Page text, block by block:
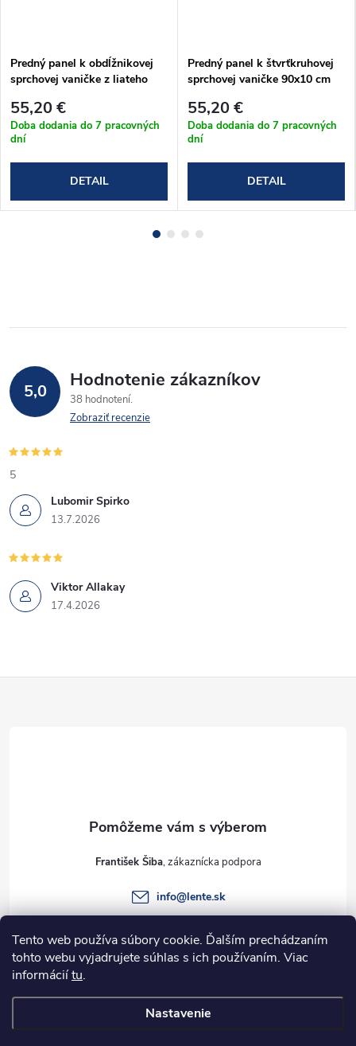
Tento web používa súbory cookie. Ďalším prechádzaním
tohto webu vyjadrujete súhlas s ich používaním. Viac
informáciítu.
Nastavenie
Predný panel k obdĺžnikovej
sprchovej vaničke z liateho
55,20 €
Doba dodania do 7 pracovných
dní
DETAIL
Predný panel k štvrťkruhovej
sprchovej vaničke 90x10 cm
55,20 €
Doba dodania do 7 pracovných
dní
DETAIL
5,0 Hodnotenie zákazníkov
38 hodnotení
Zobraziť recenzie
Lubomir Spirko
13.7.2026
5
Viktor Allakay
17.4.2026
e
František Šiba
info@lente.sk
Informácie pre vás